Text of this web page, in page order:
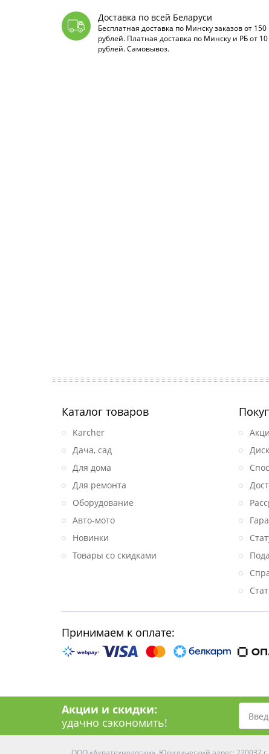
Доставка по всей Беларуси
Бесплатная доставка по Минску заказов от 150
рублей. Платная доставка по Минску и РБ от 10
рублей. Самовывоз.
Каталог товаров
Karcher
Дача, сад
Для дома
Для ремонта
Оборудование
Авто-мото
Новинки
Товары со скидками
Принимаем к оплате:
Акции и скидки:
удачно сэкономить!